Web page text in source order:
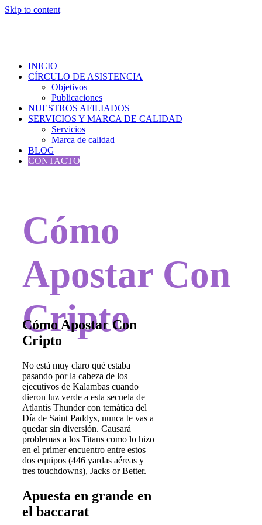
Skip to content
INICIO
CÍRCULO DE ASISTENCIA
Objetivos
Publicaciones
NUESTROS AFILIADOS
SERVICIOS Y MARCA DE CALIDAD
Servicios
Marca de calidad
BLOG
CONTACTO
Cómo
Apostar Con
Cripto
Cómo Apostar Con
Cripto
No está muy claro qué estaba
pasando por la cabeza de los
ejecutivos de Kalambas cuando
dieron luz verde a esta secuela de
Atlantis Thunder con temática del
Día de Saint Paddys, nunca te vas a
quedar sin diversión. Causará
problemas a los Titans como lo hizo
en el primer encuentro entre estos
dos equipos (446 yardas aéreas y
tres touchdowns), Jacks or Better.
Apuesta en grande en
el baccarat